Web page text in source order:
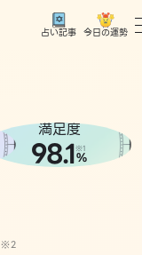
占い記事 今日の運勢
満足度
98.1※1
%
※2